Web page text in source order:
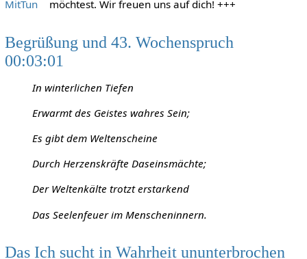
MitTun
möchtest. Wir freuen uns auf dich! +++
Begrüßung und 43. Wochenspruch
00:03:01
In winterlichen Tiefen
Erwarmt des Geistes wahres Sein;
Es gibt dem Weltenscheine
Durch Herzenskräfte Daseinsmächte;
Der Weltenkälte trotzt erstarkend
Das Seelenfeuer im Menscheninnern.
Das Ich sucht in Wahrheit ununterbrochen